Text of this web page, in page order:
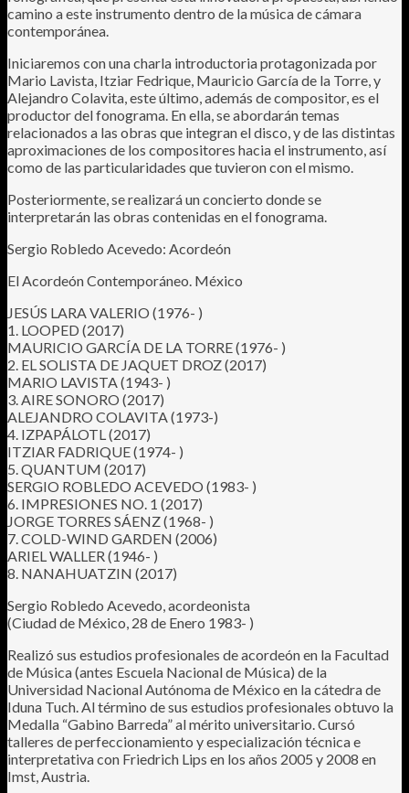
camino a este instrumento dentro de la música de cámara
contemporánea.
Iniciaremos con una charla introductoria protagonizada por
Mario Lavista, Itziar Fedrique, Mauricio García de la Torre, y
Alejandro Colavita, este último, además de compositor, es el
productor del fonograma. En ella, se abordarán temas
relacionados a las obras que integran el disco, y de las distintas
aproximaciones de los compositores hacia el instrumento, así
como de las particularidades que tuvieron con el mismo.
Posteriormente, se realizará un concierto donde se
interpretarán las obras contenidas en el fonograma.
Sergio Robledo Acevedo: Acordeón
El Acordeón Contemporáneo. México
JESÚS LARA VALERIO (1976- )
1. LOOPED (2017)
MAURICIO GARCÍA DE LA TORRE (1976- )
2. EL SOLISTA DE JAQUET DROZ (2017)
MARIO LAVISTA (1943- )
3. AIRE SONORO (2017)
ALEJANDRO COLAVITA (1973-)
4. IZPAPÁLOTL (2017)
ITZIAR FADRIQUE (1974- )
5. QUANTUM (2017)
SERGIO ROBLEDO ACEVEDO (1983- )
6. IMPRESIONES NO. 1 (2017)
JORGE TORRES SÁENZ (1968- )
7. COLD-WIND GARDEN (2006)
ARIEL WALLER (1946- )
8. NANAHUATZIN (2017)
Sergio Robledo Acevedo, acordeonista
(Ciudad de México, 28 de Enero 1983- )
Realizó sus estudios profesionales de acordeón en la Facultad
de Música (antes Escuela Nacional de Música) de la
Universidad Nacional Autónoma de México en la cátedra de
Iduna Tuch. Al término de sus estudios profesionales obtuvo la
Medalla “Gabino Barreda” al mérito universitario. Cursó
talleres de perfeccionamiento y especialización técnica e
interpretativa con Friedrich Lips en los años 2005 y 2008 en
Imst, Austria.